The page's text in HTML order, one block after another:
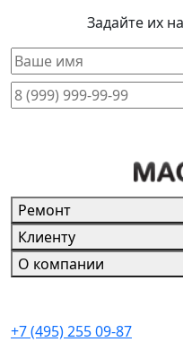
Задайте их
Ремонт
Клиенту
О компании
+7 (495) 255 09-87